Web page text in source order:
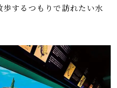
するつもりで訪れたい水